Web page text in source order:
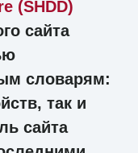
(SHDD)
сайта
словарям:
так и
сайта